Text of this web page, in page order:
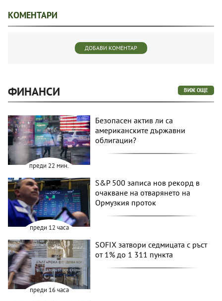
КОМЕНТАРИ
ДОБАВИ КОМЕНТАР
ФИНАНСИ ВИЖ ОЩЕ
преди 22 мин.
Безопасен актив ли са
американските държавни
облигации?
преди 12 часа
S&P 500 записа нов рекорд в
очакване на отварянето на
Ормузкия проток
преди 16 часа
SOFIX затвори седмицата с ръст
от 1% до 1 311 пункта